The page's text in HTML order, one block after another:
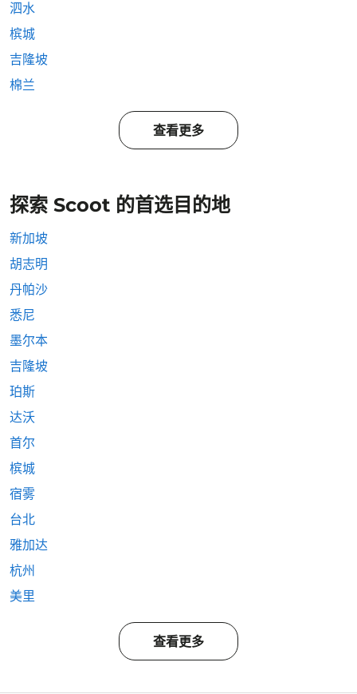
泗水
槟城
吉隆坡
棉兰
查看更多
探索 Scoot 的首选目的地
新加坡
胡志明
丹帕沙
悉尼
墨尔本
吉隆坡
珀斯
达沃
首尔
槟城
宿雾
台北
雅加达
杭州
美里
查看更多